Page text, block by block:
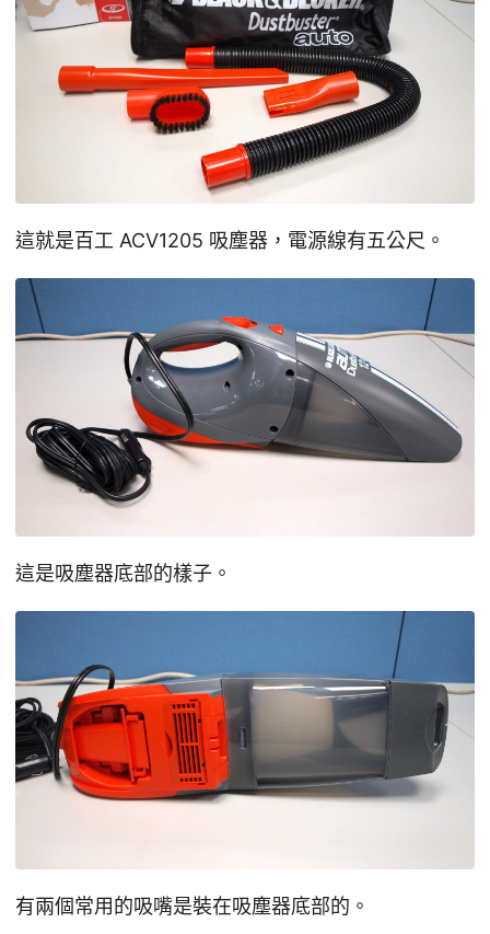
這就是百工 ACV1205 吸塵器，電源線有五公尺。
這是吸塵器底部的樣子。
有兩個常用的吸嘴是裝在吸塵器底部的。